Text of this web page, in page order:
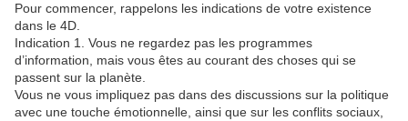
Pour commencer, rappelons les indications de votre existence
dans le 4D.
Indication 1. Vous ne regardez pas les programmes
d’information, mais vous êtes au courant des choses qui se
passent sur la planète.
Vous ne vous impliquez pas dans des discussions sur la politique
avec une touche émotionnelle, ainsi que sur les conflits sociaux,